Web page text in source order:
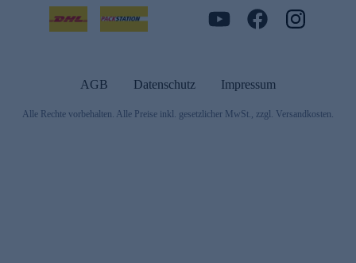
AGB Datenschutz Impressum
Alle Rechte vorbehalten. Alle Preise inkl. gesetzlicher MwSt., zzgl. Versandkosten.